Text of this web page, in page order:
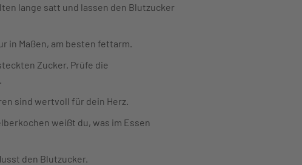
lange satt und lassen den Blutzucker
in Maßen, am besten fettarm.
Zucker. Prüfe die
sind wertvoll für dein Herz.
weißt du, was im Essen
den Blutzucker.